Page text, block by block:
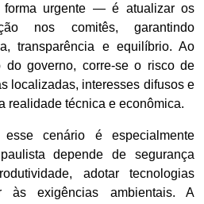
urgente — é atualizar os
nos comitês, garantindo
transparência e equilíbrio. Ao
do governo, corre-se o risco de
localizadas, interesses difusos e
realidade técnica e econômica.
cenário é especialmente
depende de segurança
adotar tecnologias
às exigências ambientais. A